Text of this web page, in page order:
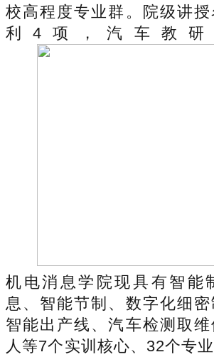
校高程度专业群。院级讲
利4项，汽车教研
机电消息学院现具有智能
息、智能节制、数字化细密
智能出产线、汽车检测取
人等7个实训核心、32个专